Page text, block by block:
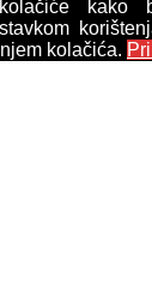
kako
kolačića.